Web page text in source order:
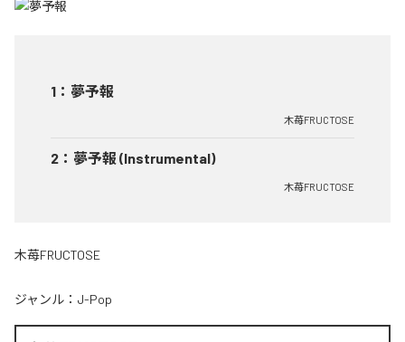
1 ： 夢予報
木苺FRUCTOSE
2 ： 夢予報 (Instrumental)
木苺FRUCTOSE
木苺FRUCTOSE
ジャンル： J-Pop